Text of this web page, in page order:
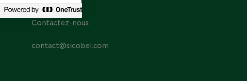
CONTACT
Contactez-nous
contact@sicobel.com